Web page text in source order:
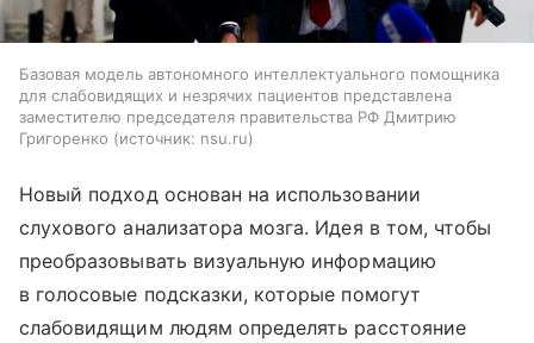
Базовая модель автономного интеллектуального помощника
для слабовидящих и незрячих пациентов представлена
заместителю председателя правительства РФ Дмитрию
Григоренко
источник: nsu.ru
Новый подход основан на использовании
слухового анализатора мозга. Идея в том, чтобы
преобразовывать визуальную информацию
в голосовые подсказки, которые помогут
слабовидящим людям определять расстояние